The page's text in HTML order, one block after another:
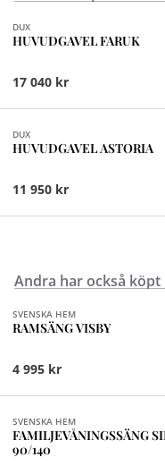
DUX
HUVUDGAVEL FARUK
17 040 kr
DUX
HUVUDGAVEL ASTORIA
11 950 kr
Andra har också köpt
Finns i fler
SVENSKA HEM
RAMSÄNG VISBY
4 995 kr
SVENSKA HEM
FAMILJEVÅNINGSSÄNG
90/140